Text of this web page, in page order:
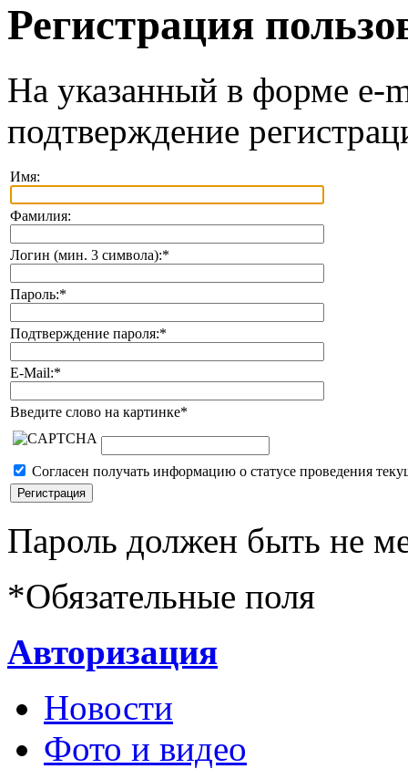
Регистрация
На указанный в форме e-
подтверждение
Имя:
Фамилия:
Логин (мин. 3 символа):*
Пароль:*
Подтверждение пароля:*
E-Mail:*
Введите слово на картинке*
Согласен получать информацию о статусе проведения
Пароль должен быть не
*Обязательные поля
Авторизация
Новости
Фото и видео